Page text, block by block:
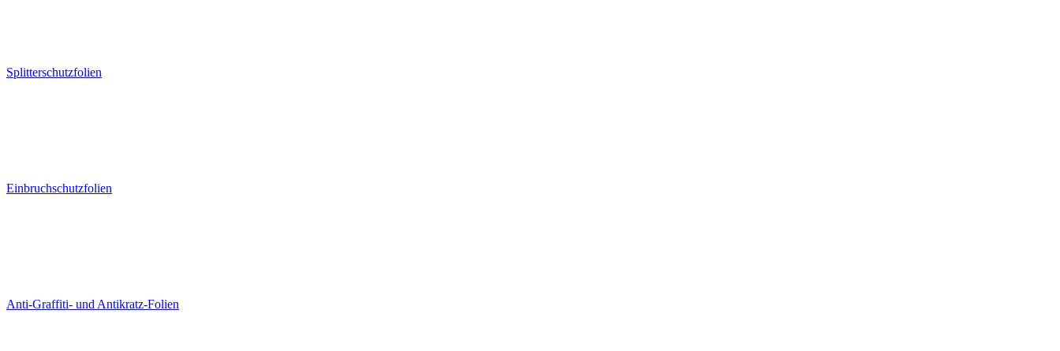
Splitterschutzfolien
Einbruchschutzfolien
Anti-Graffiti- und Antikratz-Folien